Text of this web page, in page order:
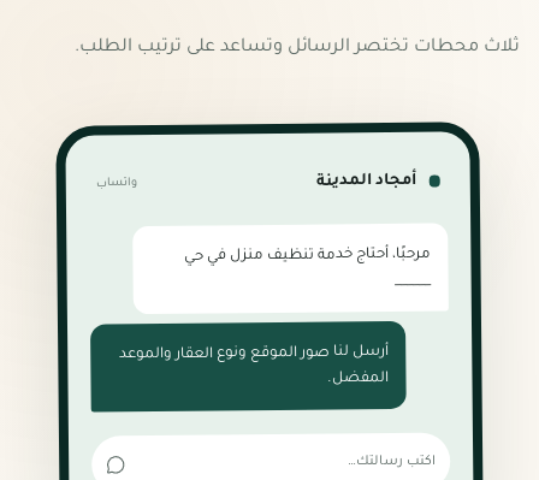
ثلاث محطات تختصر الرسائل وتساعد على ترتيب الطلب.
أمجاد المدينة واتساب
مرحبًا، أحتاج خدمة تنظيف منزل في حي
______
أرسل لنا صور الموقع ونوع العقار والموعد
المفضل.
اكتب رسالتك…